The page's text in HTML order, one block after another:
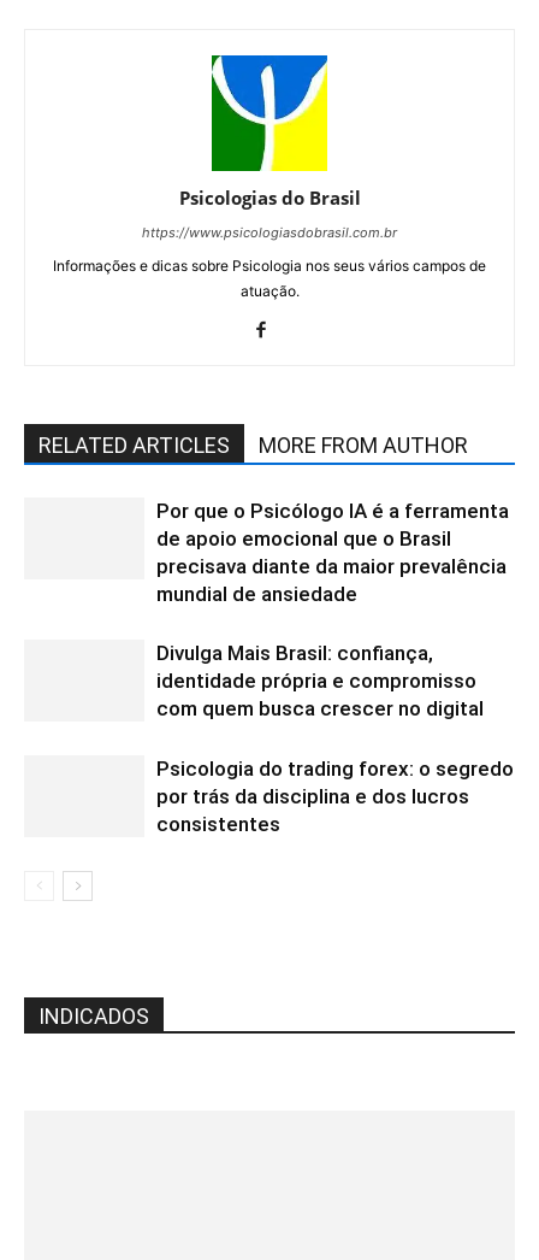
Psicologias do Brasil
https://www.psicologiasdobrasil.com.br
Informações e dicas sobre Psicologia nos seus vários campos de
atuação.
RELATED ARTICLES MORE FROM AUTHOR
Por que o Psicólogo IA é a ferramenta
de apoio emocional que o Brasil
precisava diante da maior prevalência
mundial de ansiedade
Divulga Mais Brasil: confiança,
identidade própria e compromisso
com quem busca crescer no digital
Psicologia do trading forex: o segredo
por trás da disciplina e dos lucros
consistentes
INDICADOS